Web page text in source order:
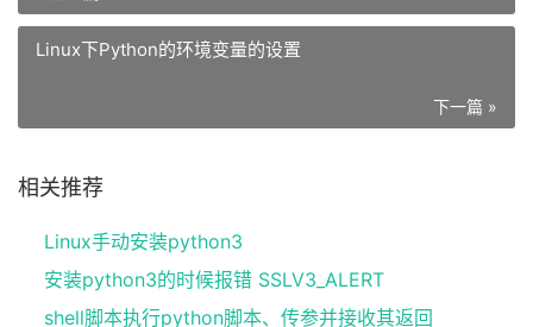
Linux下Python的环境变量的设置
下一篇 »
相关推荐
Linux手动安装python3
安装python3的时候报错 SSLV3_ALERT
shell脚本执行python脚本、传参并接收其返回